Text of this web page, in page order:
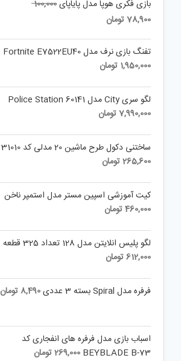
بازی فکری هوپا مدل پایاپای100,000
Original
100,000 تومان.
78,900تومان
is:
78,900 تومان.
تفنگ بازی نرف مدل Fortnite E7522EU40
1,950,000 تومان
لگو سری City مدل Police Station 60141
7,990,000تومان
ساختنی دکول طرح ماشین 20 مدلی کد 31010
265,600تومان
کیت آموزشی اسپین مستر مدل استمپر ناخن
460,000تومان
لگو پلیس انلایتن مدل 128 تعداد 325 قطعه
612,000تومان
فرفره مدل Spiral بسته 3 عددی 8,490 تومان
اسباب بازی مدل فرفره های انفجاری کد
BEYBLADE B-73
269,000تومان